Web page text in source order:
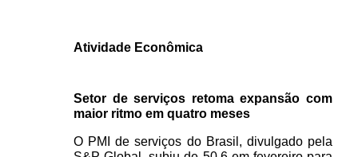
Atividade Econômica
Setor de serviços retoma expansão com
maior ritmo em quatro meses
O PMI de serviços do Brasil, divulgado pela